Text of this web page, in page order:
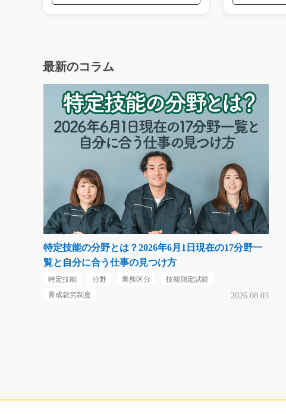
最新のコラム
特定技能の分野とは？2026年6月1日現在の17分野一
覧と自分に合う仕事の見つけ方
特定技能 分野 業務区分
技能測定試験
育成就労制度
2026.08.03